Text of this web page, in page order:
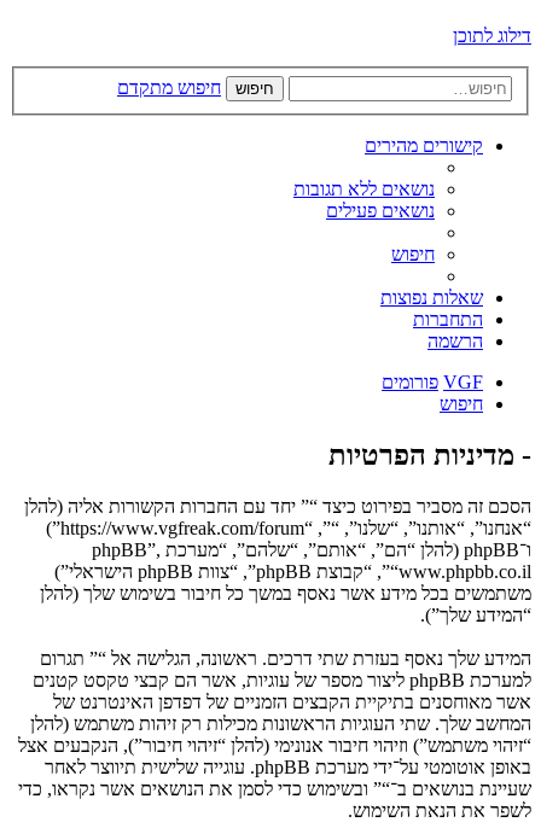
דילוג לתוכן
חיפוש חיפוש מתקדם
קישורים מהירים
נושאים ללא תגובות
נושאים פעילים
חיפוש
שאלות נפוצות
התחברות
הרשמה
VGF פורומים
חיפוש
- מדיניות הפרטיות
הסכם זה מסביר בפירוט כיצד “” יחד עם החברות הקשורות אליה (להלן
“אנחנו”, “אותנו”, “שלנו”, “”, “https://www.vgfreak.com/forum”)
ו־phpBB (להלן “הם”, “אותם”, “שלהם”, “מערכת phpBB”,
“www.phpbb.co.il”, “קבוצת phpBB”, “צוות phpBB הישראלי”)
משתמשים בכל מידע אשר נאסף במשך כל חיבור בשימוש שלך (להלן
“המידע שלך”).
המידע שלך נאסף בעזרת שתי דרכים. ראשונה, הגלישה אל “” תגרום
למערכת phpBB ליצור מספר של עוגיות, אשר הם קבצי טקסט קטנים
אשר מאוחסנים בתיקיית הקבצים הזמניים של דפדפן האינטרנט של
המחשב שלך. שתי העוגיות הראשונות מכילות רק זיהות משתמש (להלן
“זיהוי משתמש”) וזיהוי חיבור אנונימי (להלן “זיהוי חיבור”), הנקבעים אצל
באופן אוטומטי על־ידי מערכת phpBB. עוגייה שלישית תיווצר לאחר
שעיינת בנושאים ב־“” ובשימוש כדי לסמן את הנושאים אשר נקראו, כדי
לשפר את הנאת השימוש.